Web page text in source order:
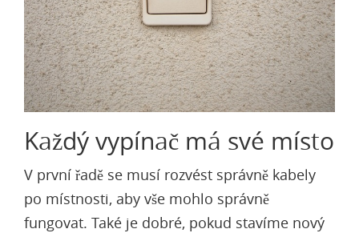
Každý vypínač má své místo
V první řadě se musí rozvést správně kabely
po místnosti, aby vše mohlo správně
fungovat. Také je dobré, pokud stavíme nový